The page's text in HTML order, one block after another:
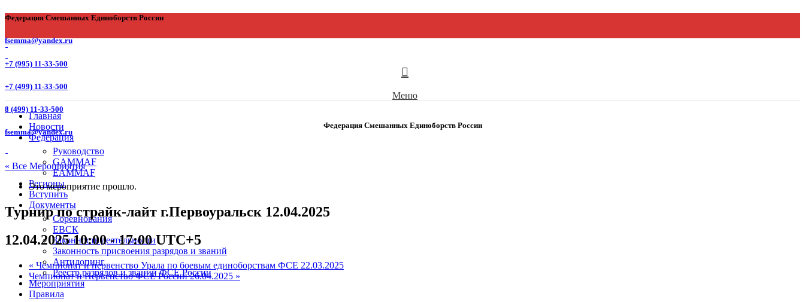
Федерация Смешанных Единоборств России
fsemma@yandex.ru
+7 (995) 11-33-500
+7 (499) 11-33-500
8 (499) 11-33-500
fsemma@yandex.ru
Меню
Федерация Смешанных Единоборств России
Главная
Новости
Федерация
Руководство
GAMMAF
EAMMAF
Регионы
Вступить
Документы
Соревнования
ЕВСК
Законность деятельности
Законность присвоения разрядов и званий
Антидопинг
Реестр разрядов и званий ФСЕ России
Мероприятия
Правила
« Все Мероприятия
Это мероприятие прошло.
Турнир по страйк-лайт г.Первоуральск 12.04.2025
12.04.2025 10:00-17:00 UTC+5
« Чемпионат и первенство Урала по боевым единоборствам ФСЕ 22.03.2025
Чемпионат и Первенство ФСЕ России 26.04.2025 »